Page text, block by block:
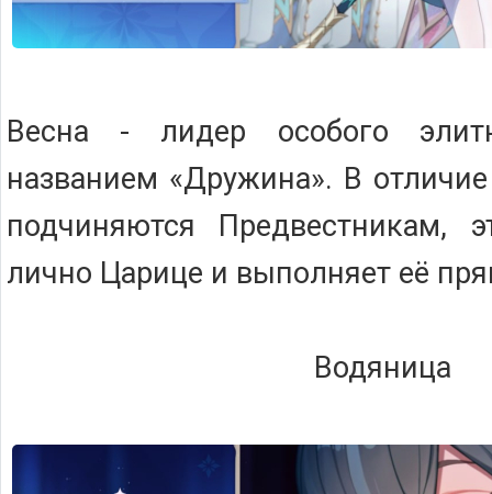
Весна - лидер особого
названием «Дружина». В
подчиняются Предвестникам,
лично Царице и выполняет её
Водяница